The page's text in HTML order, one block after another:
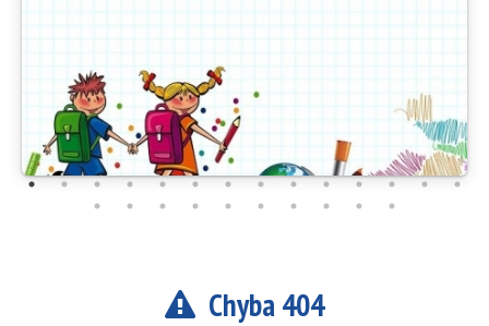
Chyba 404